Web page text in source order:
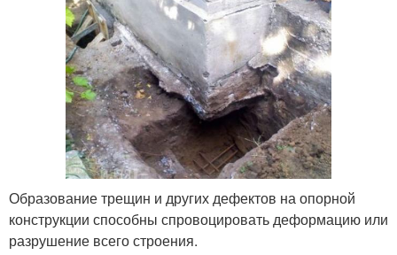
Образование трещин и других дефектов на опорной
конструкции способны спровоцировать деформацию или
разрушение всего строения.